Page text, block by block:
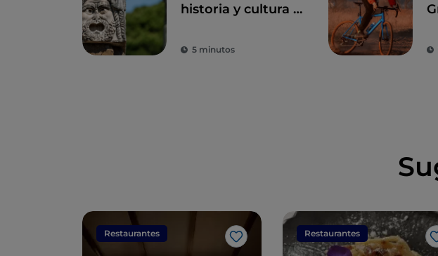
historia y cultura a
5 minutos
Restaurantes
Me gusta
Restaurantes